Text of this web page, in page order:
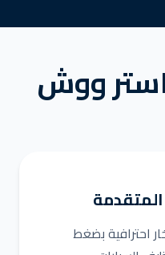
ووش
المتقدمة
احترافية بضغط